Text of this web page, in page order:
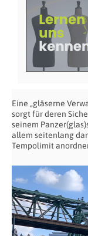
Eine „gläserne
sorgt für deren
seinem
allem seitenlang
Tempolimit